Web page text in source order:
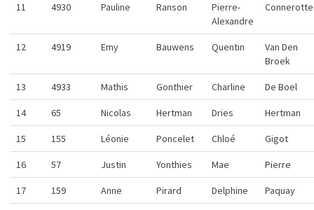
11 4930 Pauline Ranson
Pierre-
Alexandre
Connerotte
12 4919 Emy Bauwens Quentin
Van Den
Broek
13 4933 Mathis Gonthier Charline De Boel
14 65 Nicolas Hertman Dries Hertman
15 155 Léonie Poncelet Chloé Gigot
16 57 Justin Yonthies Mae Pierre
17 159 Anne Pirard Delphine Paquay